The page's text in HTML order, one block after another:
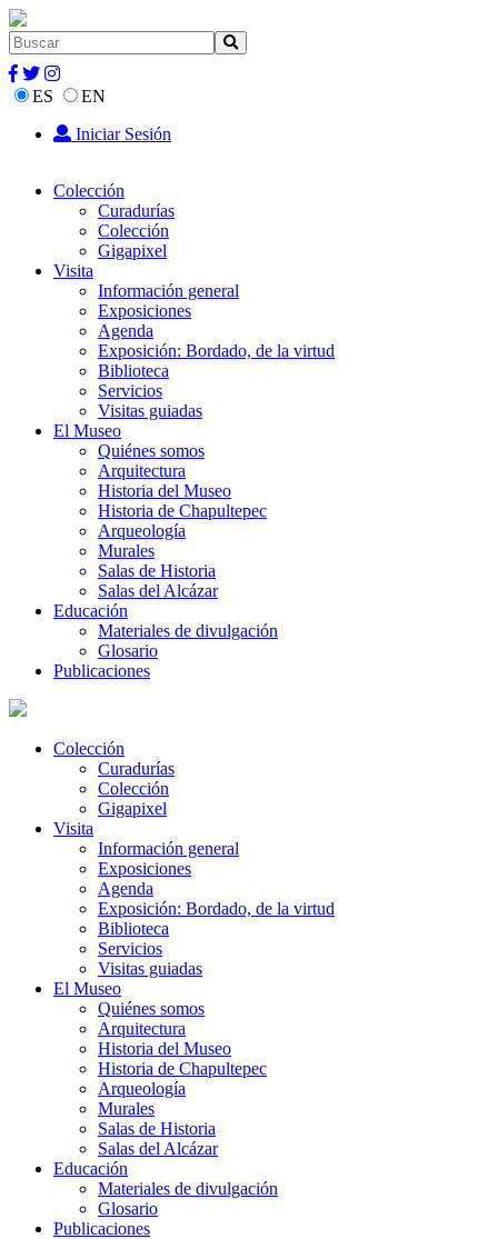
ES
EN
Iniciar Sesión
Colección
Curadurías
Colección
Gigapixel
Visita
Información general
Exposiciones
Agenda
Exposición: Bordado, de la virtud
Biblioteca
Servicios
Visitas guiadas
El Museo
Quiénes somos
Arquitectura
Historia del Museo
Historia de Chapultepec
Arqueología
Murales
Salas de Historia
Salas del Alcázar
Educación
Materiales de divulgación
Glosario
Publicaciones
Colección
Curadurías
Colección
Gigapixel
Visita
Información general
Exposiciones
Agenda
Exposición: Bordado, de la virtud
Biblioteca
Servicios
Visitas guiadas
El Museo
Quiénes somos
Arquitectura
Historia del Museo
Historia de Chapultepec
Arqueología
Murales
Salas de Historia
Salas del Alcázar
Educación
Materiales de divulgación
Glosario
Publicaciones